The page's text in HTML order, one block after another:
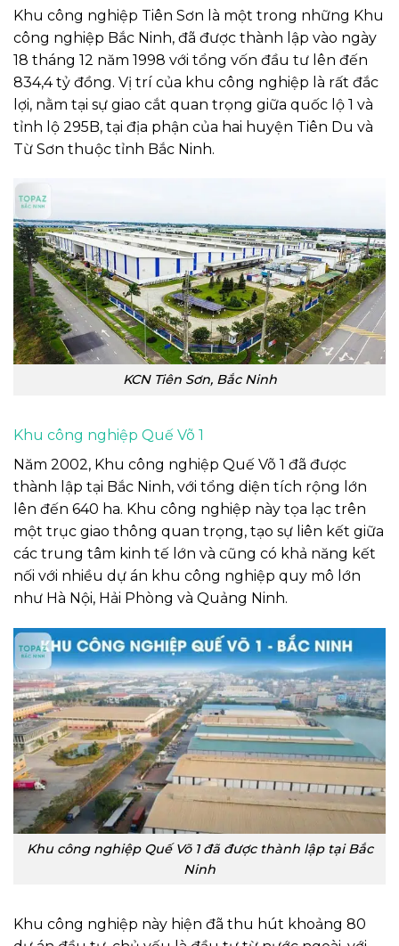
Khu công nghiệp Tiên Sơn là một trong những Khu
công nghiệp Bắc Ninh, đã được thành lập vào ngày
18 tháng 12 năm 1998 với tổng vốn đầu tư lên đến
834,4 tỷ đồng. Vị trí của khu công nghiệp là rất đắc
lợi, nằm tại sự giao cắt quan trọng giữa quốc lộ 1 và
tỉnh lộ 295B, tại địa phận của hai huyện Tiên Du và
Từ Sơn thuộc tỉnh Bắc Ninh.
KCN Tiên Sơn, Bắc Ninh
Khu công nghiệp Quế Võ 1
Năm 2002, Khu công nghiệp Quế Võ 1 đã được
thành lập tại Bắc Ninh, với tổng diện tích rộng lớn
lên đến 640 ha. Khu công nghiệp này tọa lạc trên
một trục giao thông quan trọng, tạo sự liên kết giữa
các trung tâm kinh tế lớn và cũng có khả năng kết
nối với nhiều dự án khu công nghiệp quy mô lớn
như Hà Nội, Hải Phòng và Quảng Ninh.
Khu công nghiệp Quế Võ 1 đã được thành lập tại Bắc
Ninh
Khu công nghiệp này hiện đã thu hút khoảng 80